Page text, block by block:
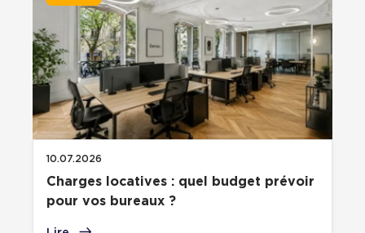
10.07.2026
Charges locatives : quel budget prévoir
pour vos bureaux ?